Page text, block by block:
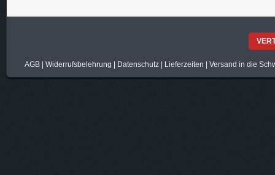
AGB| Widerrufsbelehrung Datenschutz| Lieferzeiten Versand in die